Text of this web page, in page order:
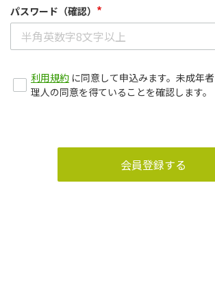
パスワード（確認） *
利用規約 に同意して申込みます。未成年
理人の同意を得ていることを確認します。